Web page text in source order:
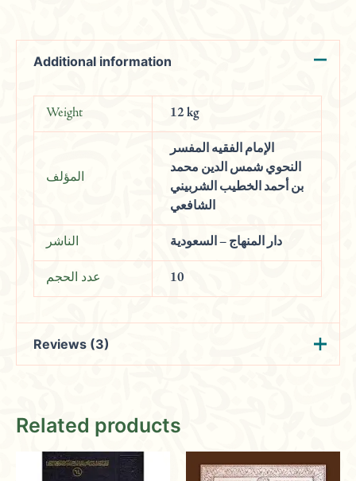
Additional information
Weight 12 kg
المؤلف
الإمام الفقيه المفسر
النحوي شمس الدين محمد
بن أحمد الخطيب الشربيني
الشافعي
الناشر دار المنهاج – السعودية
عدد الحجم 10
Reviews (3)
2023
Related products